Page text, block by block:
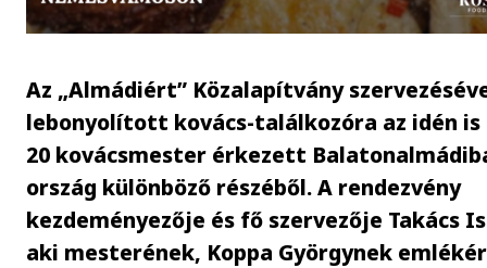
Az „Almádiért” Közalapítvány
lebonyolított kovács-találkozóra az idén is
20 kovácsmester érkezett
ország különböző részéből. A rendezvény
kezdeményezője és fő szervezője Takács
aki mesterének, Koppa Györgynek